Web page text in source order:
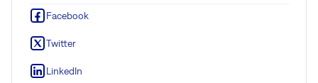
Facebook
Twitter
LinkedIn